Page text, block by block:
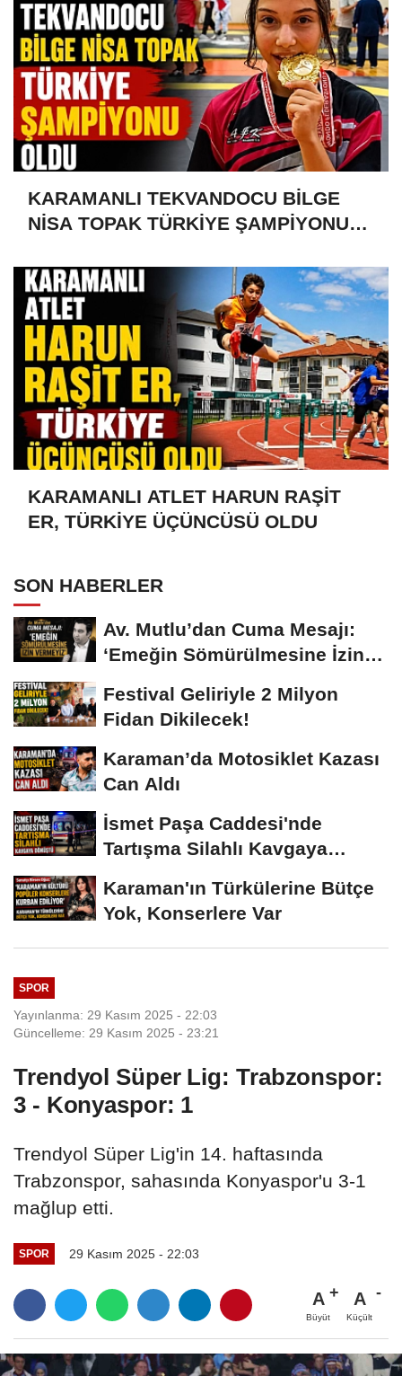
KARAMANLI TEKVANDOCU BİLGE
NİSA TOPAK TÜRKİYE ŞAMPİYONU
KARAMANLI ATLET HARUN RAŞİT
ER, TÜRKİYE ÜÇÜNCÜSÜ OLDU
SON HABERLER
Av. Mutlu’dan Cuma Mesajı:
‘Emeğin Sömürülmesine İzin
Festival Geliriyle 2 Milyon
Fidan Dikilecek!
Karaman’da Motosiklet Kazası
Can Aldı
İsmet Paşa Caddesi'nde
Tartışma Silahlı Kavgaya
Karaman'ın Türkülerine Bütçe
Yok, Konserlere Var
SPOR
Yayınlanma: 29 Kasım 2025 - 22:03
Güncelleme: 29 Kasım 2025 - 23:21
Trendyol Süper Lig: Trabzonspor:
3 - Konyaspor: 1
Trendyol Süper Lig'in 14. haftasında
Trabzonspor, sahasında Konyaspor'u 3-1
mağlup etti.
SPOR 29 Kasım 2025 - 22:03
A
Büyüt
A
Küçült